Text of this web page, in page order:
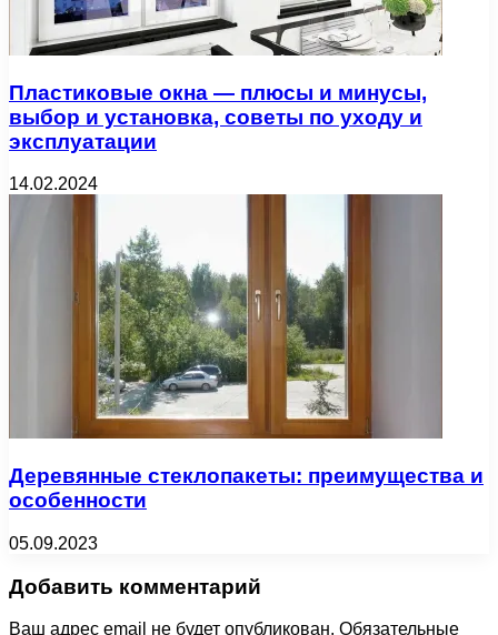
Пластиковые окна — плюсы и минусы,
выбор и установка, советы по уходу и
эксплуатации
14.02.2024
Деревянные стеклопакеты: преимущества и
особенности
05.09.2023
Добавить комментарий
Ваш адрес email не будет опубликован. Обязательные